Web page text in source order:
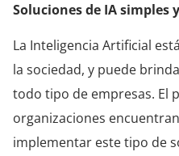
Soluciones de IA simples
La Inteligencia Artificial
la sociedad, y puede
todo tipo de empresas. El
organizaciones
implementar este tipo de